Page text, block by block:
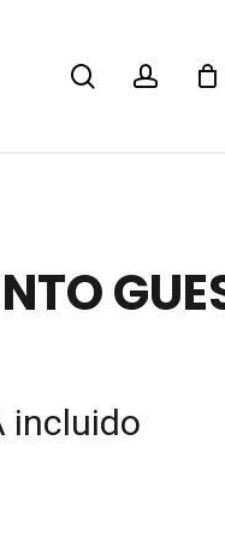
search
incluido